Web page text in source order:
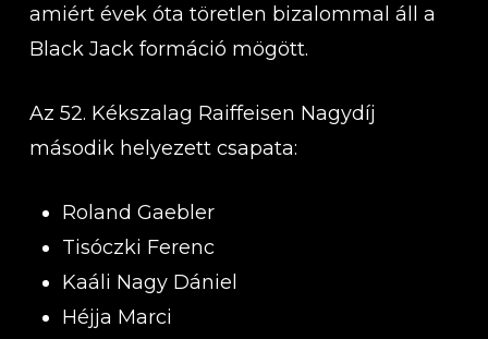
amiért évek óta töretlen bizalommal áll a
Black Jack formáció mögött.
Az 52. Kékszalag Raiffeisen Nagydíj
második helyezett csapata:
Roland Gaebler
Tisóczki Ferenc
Kaáli Nagy Dániel
Héjja Marci